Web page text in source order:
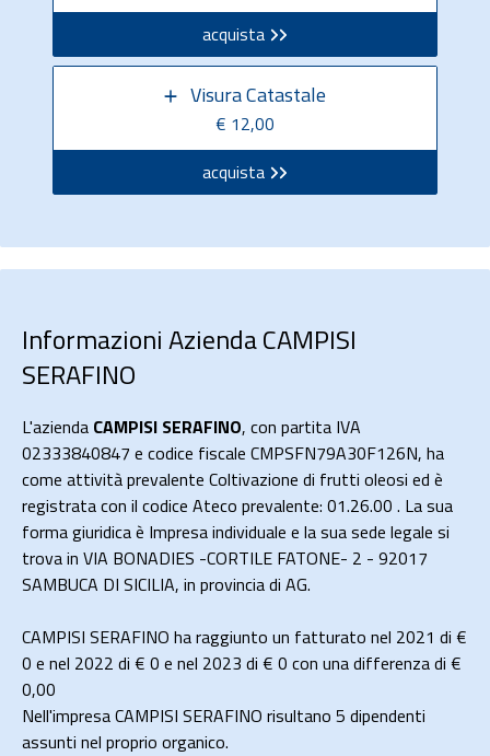
acquista
Visura Catastale
€ 12,00
acquista
Informazioni Azienda CAMPISI
SERAFINO
L'azienda CAMPISI SERAFINO, con partita IVA
02333840847 e codice fiscale CMPSFN79A30F126N, ha
come attività prevalente Coltivazione di frutti oleosi ed è
registrata con il codice Ateco prevalente: 01.26.00 . La sua
forma giuridica è Impresa individuale e la sua sede legale si
trova in VIA BONADIES -CORTILE FATONE- 2 - 92017
SAMBUCA DI SICILIA, in provincia di AG.
CAMPISI SERAFINO ha raggiunto un fatturato nel 2021 di €
0 e nel 2022 di € 0 e nel 2023 di € 0 con una differenza di €
0,00
Nell'impresa CAMPISI SERAFINO risultano 5 dipendenti
assunti nel proprio organico.